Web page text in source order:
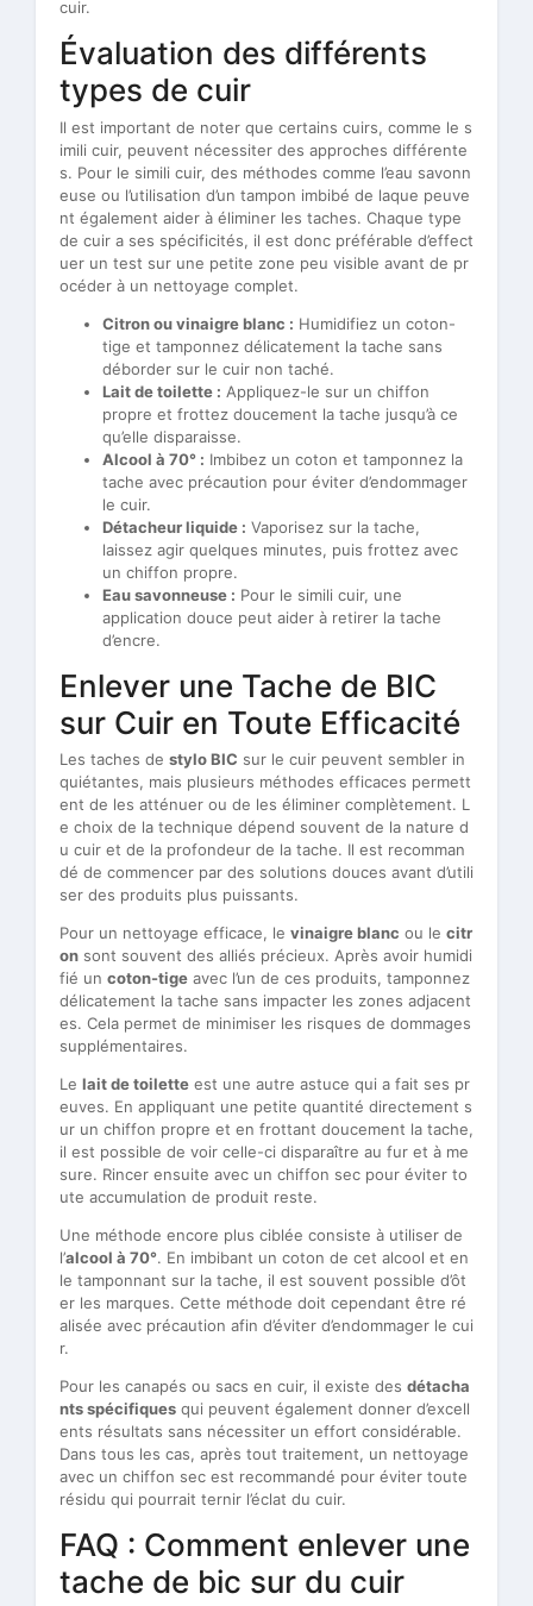
cuir.
Évaluation des différents
types de cuir
Il est important de noter que certains cuirs, comme le s
imili cuir, peuvent nécessiter des approches différente
s. Pour le simili cuir, des méthodes comme l’eau savonn
euse ou l’utilisation d’un tampon imbibé de laque peuve
nt également aider à éliminer les taches. Chaque type
de cuir a ses spécificités, il est donc préférable d’effect
uer un test sur une petite zone peu visible avant de pr
océder à un nettoyage complet.
Citron ou vinaigre blanc : Humidifiez un coton-
tige et tamponnez délicatement la tache sans
déborder sur le cuir non taché.
Lait de toilette : Appliquez-le sur un chiffon
propre et frottez doucement la tache jusqu’à ce
qu’elle disparaisse.
Alcool à 70° : Imbibez un coton et tamponnez la
tache avec précaution pour éviter d’endommager
le cuir.
Détacheur liquide : Vaporisez sur la tache,
laissez agir quelques minutes, puis frottez avec
un chiffon propre.
Eau savonneuse : Pour le simili cuir, une
application douce peut aider à retirer la tache
d’encre.
Enlever une Tache de BIC
sur Cuir en Toute Efficacité
Les taches de stylo BIC sur le cuir peuvent sembler in
quiétantes, mais plusieurs méthodes efficaces permett
ent de les atténuer ou de les éliminer complètement. L
e choix de la technique dépend souvent de la nature d
u cuir et de la profondeur de la tache. Il est recomman
dé de commencer par des solutions douces avant d’utili
ser des produits plus puissants.
Pour un nettoyage efficace, le vinaigre blanc ou le citr
on sont souvent des alliés précieux. Après avoir humidi
fié un coton-tige avec l’un de ces produits, tamponnez
délicatement la tache sans impacter les zones adjacent
es. Cela permet de minimiser les risques de dommages
supplémentaires.
Le lait de toilette est une autre astuce qui a fait ses pr
euves. En appliquant une petite quantité directement s
ur un chiffon propre et en frottant doucement la tache,
il est possible de voir celle-ci disparaître au fur et à me
sure. Rincer ensuite avec un chiffon sec pour éviter to
ute accumulation de produit reste.
Une méthode encore plus ciblée consiste à utiliser de
l’alcool à 70°. En imbibant un coton de cet alcool et en
le tamponnant sur la tache, il est souvent possible d’ôt
er les marques. Cette méthode doit cependant être ré
alisée avec précaution afin d’éviter d’endommager le cui
r.
Pour les canapés ou sacs en cuir, il existe des détacha
nts spécifiques qui peuvent également donner d’excell
ents résultats sans nécessiter un effort considérable.
Dans tous les cas, après tout traitement, un nettoyage
avec un chiffon sec est recommandé pour éviter toute
résidu qui pourrait ternir l’éclat du cuir.
FAQ : Comment enlever une
tache de bic sur du cuir